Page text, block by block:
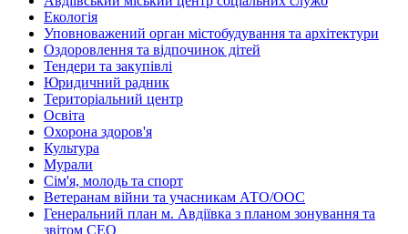
Екологія
Уповноважений орган містобудування та архітектури
Оздоровлення та відпочинок дітей
Тендери та закупівлі
Юридичний радник
Територіальний центр
Освіта
Охорона здоров'я
Культура
Мурали
Сім'я, молодь та спорт
Ветеранам війни та учасникам АТО/ООС
Генеральний план м. Авдіївка з планом зонування та
звітом СЕО